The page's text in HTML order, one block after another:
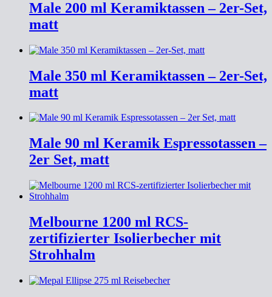
Male 200 ml Keramiktassen – 2er-Set,
matt
Male 350 ml Keramiktassen – 2er-Set,
matt
Male 90 ml Keramik Espressotassen –
2er Set, matt
Melbourne 1200 ml RCS-
zertifizierter Isolierbecher mit
Strohhalm